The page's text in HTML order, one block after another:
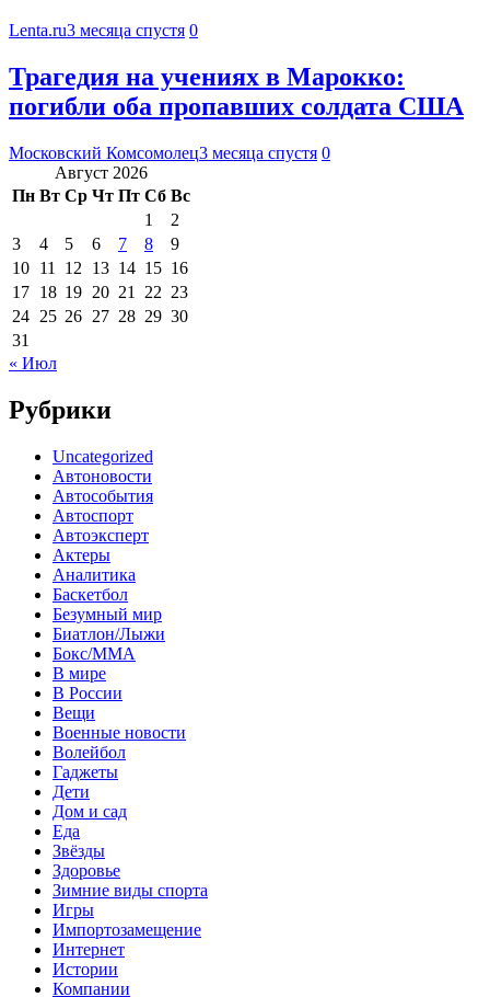
Lenta.ru3 месяца спустя 0
Трагедия на учениях в Марокко:
погибли оба пропавших солдата США
Московский Комсомолец3 месяца спустя 0
Август 2026
Пн Вт Ср Чт Пт Сб Вс
1
2
3
4 5 6 7 8
9
10 11 12 13 14 15 16
17 18 19 20 21 22 23
24 25 26 27 28 29 30
31
« Июл
Рубрики
Uncategorized
Автоновости
Автособытия
Автоспорт
Автоэксперт
Актеры
Аналитика
Баскетбол
Безумный мир
Биатлон/Лыжи
Бокс/MMA
В мире
В России
Вещи
Военные новости
Волейбол
Гаджеты
Дети
Дом и сад
Еда
Звёзды
Здоровье
Зимние виды спорта
Игры
Импортозамещение
Интернет
Истории
Компании